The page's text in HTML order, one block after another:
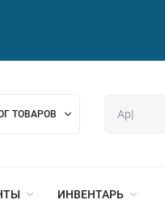
ТОВАРОВ
ИНВЕНТАРЬ